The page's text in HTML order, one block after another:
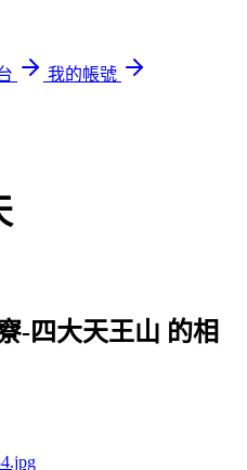
我的帳號
-四大天王山 的相